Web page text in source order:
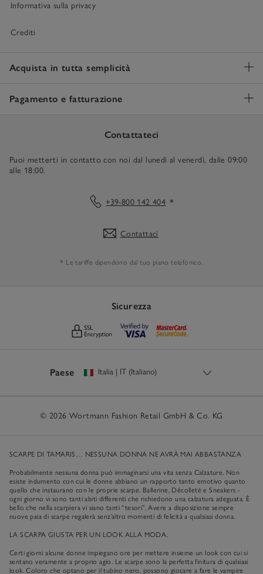
Informativa sulla privacy
Crediti
Acquista in tutta semplicità
Pagamento e fatturazione
Contattateci
Puoi metterti in contatto con noi dal lunedì al venerdì, dalle 09:00
alle 18:00.
+39-800 142 404 *
Contattaci
* Le tariffe dipendono dal tuo piano telefonico.
Sicurezza
Paese
© 2026 Wortmann Fashion Retail GmbH & Co. KG
SCARPE DI TAMARIS… NESSUNA DONNA NE AVRÀ MAI ABBASTANZA
Probabilmente nessuna donna può immaginarsi una vita senza Calzature. Non
esiste indumento con cui le donne abbiano un rapporto tanto emotivo quanto
quello che instaurano con le proprie scarpe. Ballerine, Décolleté eSneakers -
ogni giorno vi sono tanti abiti differenti che richiedono una calzatura adeguata. È
bello che nella scarpiera vi siano tanti “tesori”. Avere a disposizione sempre
nuove paia di scarpe regalerà senz’altro momenti di felicità a qualsiasi donna.
LA SCARPA GIUSTA PER UN LOOK ALLA MODA.
Certi giorni alcune donne impiegano ore per mettere insieme un look con cui si
sentano veramente a proprio agio. Le scarpe sono la perfetta finitura di qualsiasi
look. Coloro che optano per il tubino nero, possono giocare a fare le vampire